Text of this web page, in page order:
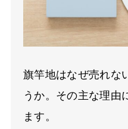
旗竿地はなぜ売れな
うか。その主な理由
ます。